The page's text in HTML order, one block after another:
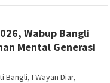
Wabup Bangli
Mental Generasi
Bangli, I Wayan Diar,